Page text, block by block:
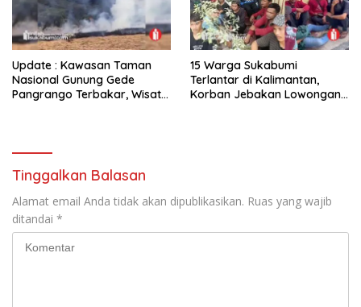
Update : Kawasan Taman
Nasional Gunung Gede
Pangrango Terbakar, Wisata
15 Warga Sukabumi
Terlantar di Kalimantan,
Korban Jebakan Lowongan
Tinggalkan Balasan
Alamat email Anda tidak akan dipublikasikan. Ruas yang wajib
ditandai *